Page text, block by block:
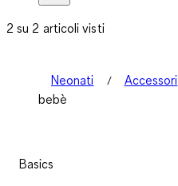
2 su 2 articoli visti
Neonati Accessori
bebè
Basics